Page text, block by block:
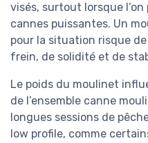
visés, surtout lorsque
cannes puissantes. Un
pour la situation risque
frein, de solidité et de
Le poids du moulinet
de l’ensemble canne
longues sessions de
low profile, comme